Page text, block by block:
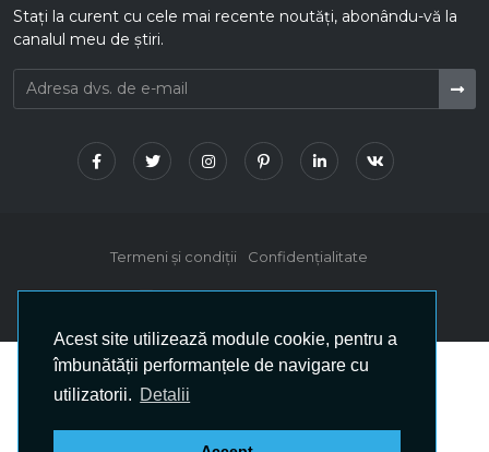
Acest site utilizează module cookie, pentru a
îmbunătății performanțele de navigare cu
utilizatorii. Detalii
Stați la curent cu cele mai recente noutăți, abonându-vă la
canalul meu de știri.
© 2018 - 2025 Ovidiu Oprea
Termeni și condiții Confidențialitate